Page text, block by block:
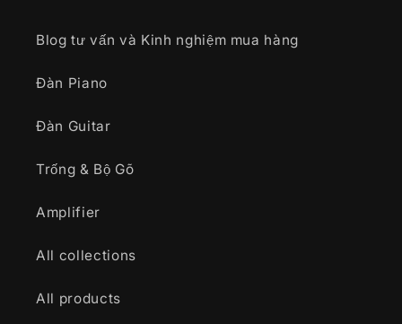
Blog tư vấn và Kinh nghiệm mua hàng
Đàn Piano
Đàn Guitar
Trống & Bộ Gõ
Amplifier
All collections
All products